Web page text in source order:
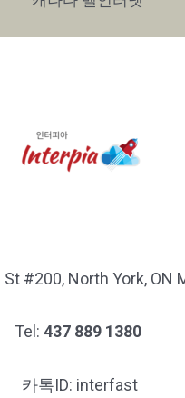
#200, North York, ON
Tel: 437 889 1380
카톡ID: interfast